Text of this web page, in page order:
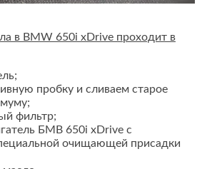
в BMW 650i xDrive проходит в
пробку и сливаем старое
фильтр;
БМВ 650i xDrive с
очищающей присадки